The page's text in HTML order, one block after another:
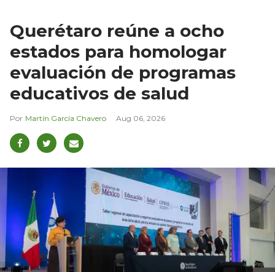
Querétaro reúne a ocho
estados para homologar
evaluación de programas
educativos de salud
Martín García Chavero Aug 06, 2026